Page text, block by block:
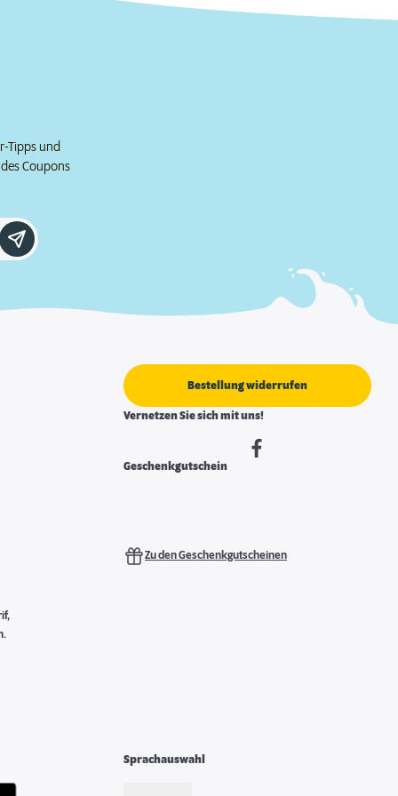
Tipps und
Coupons
Bestellung widerrufen
Vernetzen Sie sich mit uns!
Geschenkgutschein
Zu den Geschenkgutscheinen
Sprachauswahl